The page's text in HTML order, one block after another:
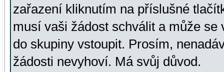
zařazení kliknutím na příslušné
musí vaši žádost schválit a může se
do skupiny vstoupit. Prosím,
žádosti nevyhoví. Má svůj důvod.